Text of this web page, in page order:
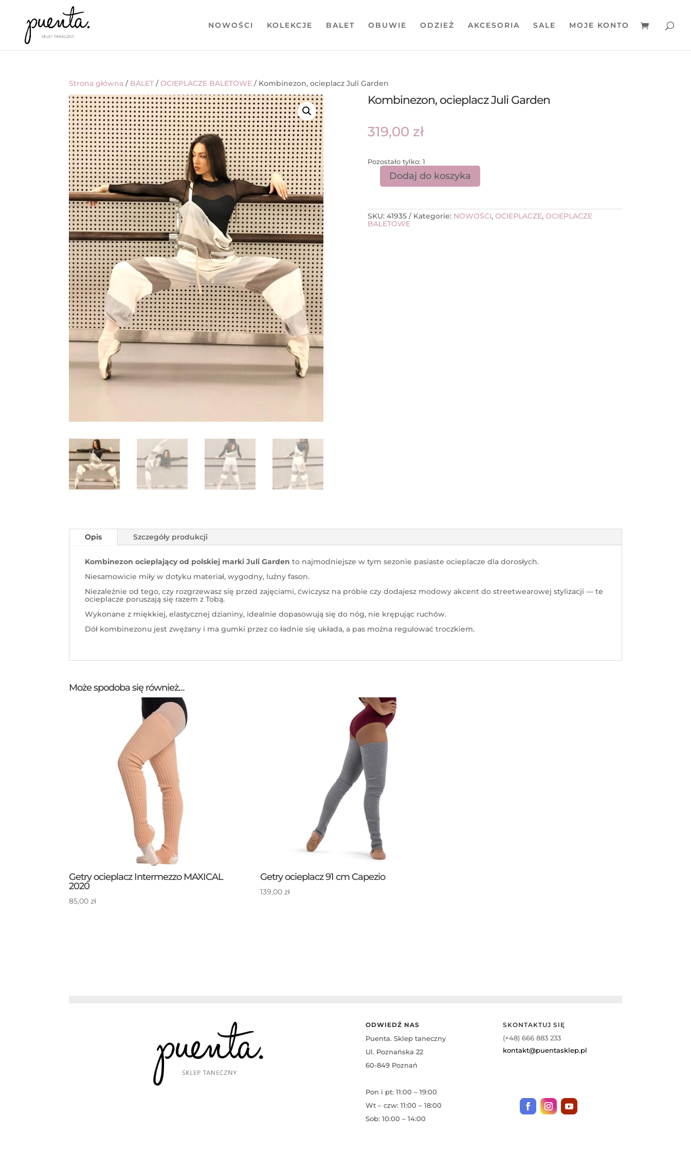
NOWOŚCI KOLEKCJE BALET OBUWIE ODZIEŻ AKCESORIA SALE MOJE KONTO
Strona główna / BALET /OCIEPLACZE BALETOWE / Kombinezon, ocieplacz Juli Garden
Kombinezon, ocieplacz Juli Garden
319,00 zł
Pozostało tylko: 1
Dodaj do koszyka
SKU: 41935 Kategorie: NOWOŚCI, OCIEPLACZE, OCIEPLACZE
BALETOWE
Opis Szczegóły produkcji
Kombinezon ocieplający od polskiej marki Juli Gardento najmodniejsze w tym sezonie pasiaste ocieplacze dla dorosłych.
Niesamowicie miły w dotyku materiał, wygodny, luźny fason.
Niezależnie od tego, czy rozgrzewasz się przed zajęciami, ćwiczysz na próbie czy dodajesz modowy akcent do streetwearowej stylizacji — te
ocieplacze poruszają się razem z Tobą.
Wykonane z miękkiej, elastycznej dzianiny, idealnie dopasowują się do nóg, nie krępując ruchów.
Dół kombinezonu jest zwężany i ma gumki przez co ładnie się układa, a pas można regulować troczkiem.
Może spodoba się również…
Getry ocieplacz Intermezzo MAXICAL
2020
85,00zł
Getry ocieplacz 91 cm Capezio
139,00 zł
ODWIEDŹ NAS
Puenta. Sklep taneczny
Ul. Poznańska 22
60-849 Poznań
Pon i pt: 11:00 – 19:00
Wt – czw: 11:00 – 18:00
Sob: 10:00 – 14:00
SKONTAKTUJ SIĘ
(+48) 666 883 233
kontakt@puentasklep.pl